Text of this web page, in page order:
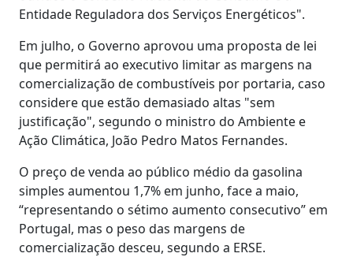
Entidade Reguladora dos Serviços Energéticos".
Em julho, o Governo aprovou uma proposta de lei
que permitirá ao executivo limitar as margens na
comercialização de combustíveis por portaria, caso
considere que estão demasiado altas "sem
justificação", segundo o ministro do Ambiente e
Ação Climática, João Pedro Matos Fernandes.
O preço de venda ao público médio da gasolina
simples aumentou 1,7% em junho, face a maio,
“representando o sétimo aumento consecutivo” em
Portugal, mas o peso das margens de
comercialização desceu, segundo a ERSE.